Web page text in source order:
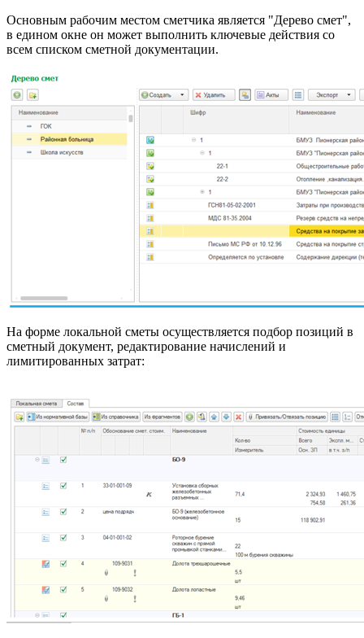
Основным рабочим местом сметчика является "Дерево смет",
в едином окне он может выполнить ключевые действия со
всем списком сметной документации.
На форме локальной сметы осуществляется подбор позиций в
сметный документ, редактирование начислений и
лимитированных затрат: